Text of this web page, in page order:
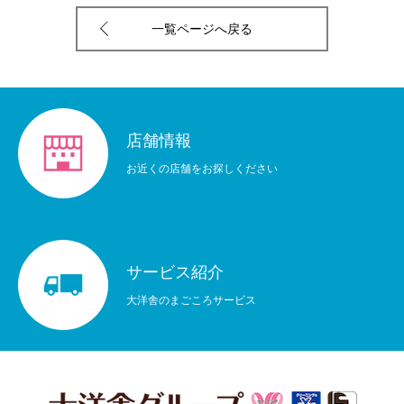
一覧ページへ戻る
店舗情報
お近くの店舗をお探しください
サービス紹介
大洋舎のまごころサービス